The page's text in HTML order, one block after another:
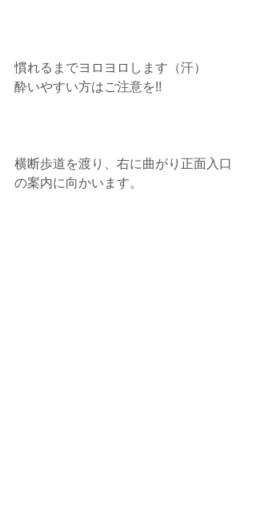
慣れるまでヨロヨロします（汗）
酔いやすい方はご注意を!!
横断歩道を渡り、右に曲がり正面入口
の案内に向かいます。